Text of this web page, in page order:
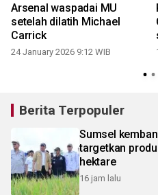
Arsenal waspadai MU
setelah dilatih Michael
Carrick
24 January 2026 9:12 WIB
Berita Terpopuler
Sumsel
targetkan
hektare
16 jam lalu